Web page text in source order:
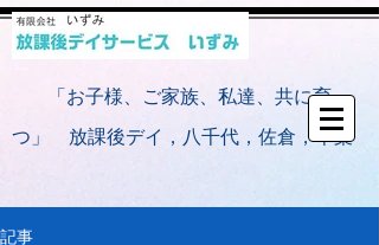
「お子様、ご家族、私達、共に育
つ」 放課後デイ，八千代，佐倉，千葉
記事